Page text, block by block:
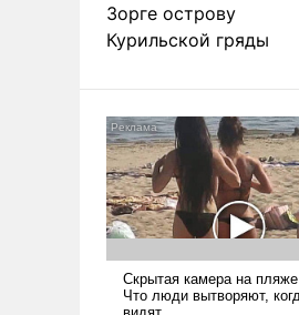
Зорге острову
Курильской гряды